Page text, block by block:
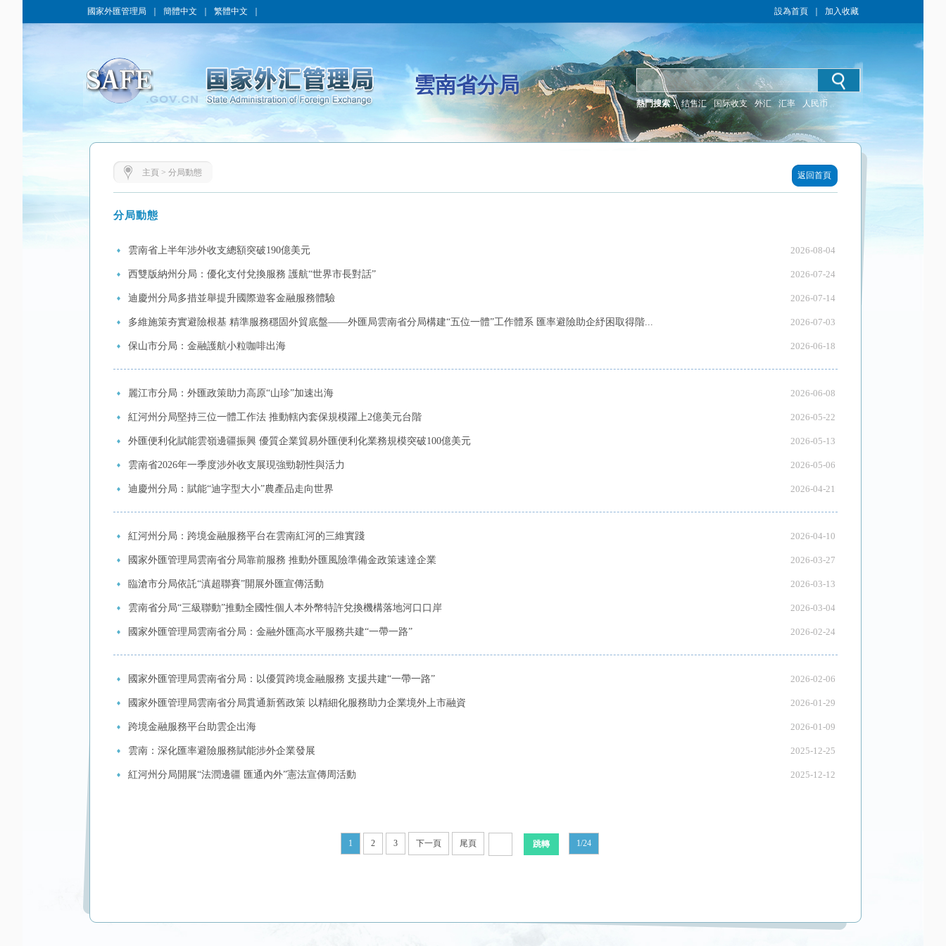
國家外匯管理局 簡體中文 繁體中文 設為首頁 加入收藏
雲南省分局
熱門搜索： 结售汇 国际收支 外汇 汇率 人民币
主頁 > 分局動態 返回首頁
分局動態
雲南省上半年涉外收支總額突破190億美元 2026-08-04
西雙版納州分局：優化支付兌換服務 護航“世界市長對話” 2026-07-24
迪慶州分局多措並舉提升國際遊客金融服務體驗 2026-07-14
多維施策夯實避險根基 精準服務穩固外貿底盤——外匯局雲南省分局構建“五位一體”工作體系 匯率避險助企紓困取得階... 2026-07-03
保山市分局：金融護航小粒咖啡出海 2026-06-18
麗江市分局：外匯政策助力高原“山珍”加速出海 2026-06-08
紅河州分局堅持三位一體工作法 推動轄內套保規模躍上2億美元台階 2026-05-22
外匯便利化賦能雲嶺邊疆振興 優質企業貿易外匯便利化業務規模突破100億美元 2026-05-13
雲南省2026年一季度涉外收支展現強勁韌性與活力 2026-05-06
迪慶州分局：賦能“迪字型大小”農產品走向世界 2026-04-21
紅河州分局：跨境金融服務平台在雲南紅河的三維實踐 2026-04-10
國家外匯管理局雲南省分局靠前服務 推動外匯風險準備金政策速達企業 2026-03-27
臨滄市分局依託“滇超聯賽”開展外匯宣傳活動 2026-03-13
雲南省分局“三級聯動”推動全國性個人本外幣特許兌換機構落地河口口岸 2026-03-04
國家外匯管理局雲南省分局：金融外匯高水平服務共建“一帶一路” 2026-02-24
國家外匯管理局雲南省分局：以優質跨境金融服務 支援共建“一帶一路” 2026-02-06
國家外匯管理局雲南省分局貫通新舊政策 以精細化服務助力企業境外上市融資 2026-01-29
跨境金融服務平台助雲企出海 2026-01-09
雲南：深化匯率避險服務賦能涉外企業發展 2025-12-25
紅河州分局開展“法潤邊疆 匯通內外”憲法宣傳周活動 2025-12-12
1 2 3 下一頁 尾頁 1/24